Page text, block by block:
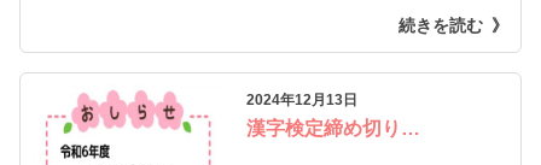
続きを読む
2024年12月13日
漢字検定締め切り…